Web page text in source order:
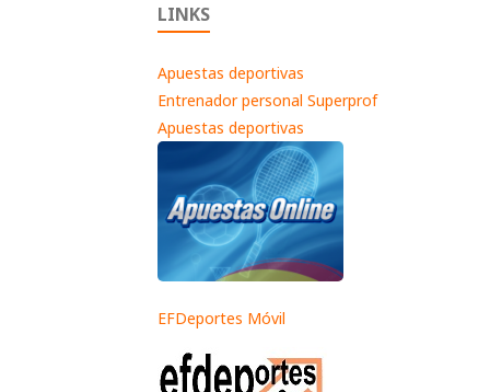
LINKS
Apuestas deportivas
Entrenador personal Superprof
Apuestas deportivas
EFDeportes Móvil